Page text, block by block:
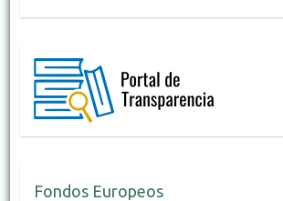
o
k
n
Fondos Europeos